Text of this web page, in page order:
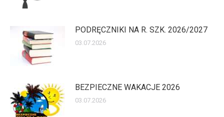
PODRĘCZNIKI NA R. SZK. 2026/2027
03.07.2026
BEZPIECZNE WAKACJE 2026
03.07.2026